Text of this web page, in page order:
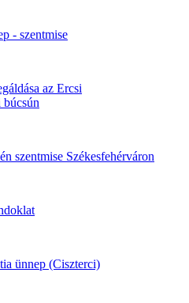
- szentmise
az Ercsi
búcsún
szentmise Székesfehérváron
ünnep (Ciszterci)